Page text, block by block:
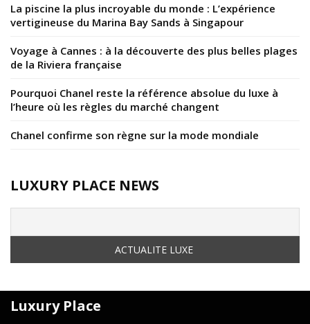
La piscine la plus incroyable du monde : L’expérience
vertigineuse du Marina Bay Sands à Singapour
Voyage à Cannes : à la découverte des plus belles plages
de la Riviera française
Pourquoi Chanel reste la référence absolue du luxe à
l’heure où les règles du marché changent
Chanel confirme son règne sur la mode mondiale
LUXURY PLACE NEWS
Luxury Place